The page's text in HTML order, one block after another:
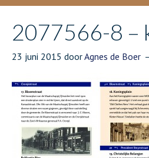
2077566-8 –
23 juni 2015 doorAgnes de Boer